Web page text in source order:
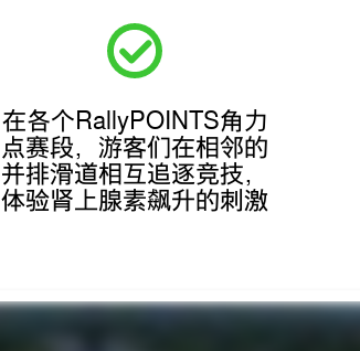
在各个RallyPOINTS角力
点赛段，游客们在相邻的
并排滑道相互追逐竞技，
体验肾上腺素飙升的刺激